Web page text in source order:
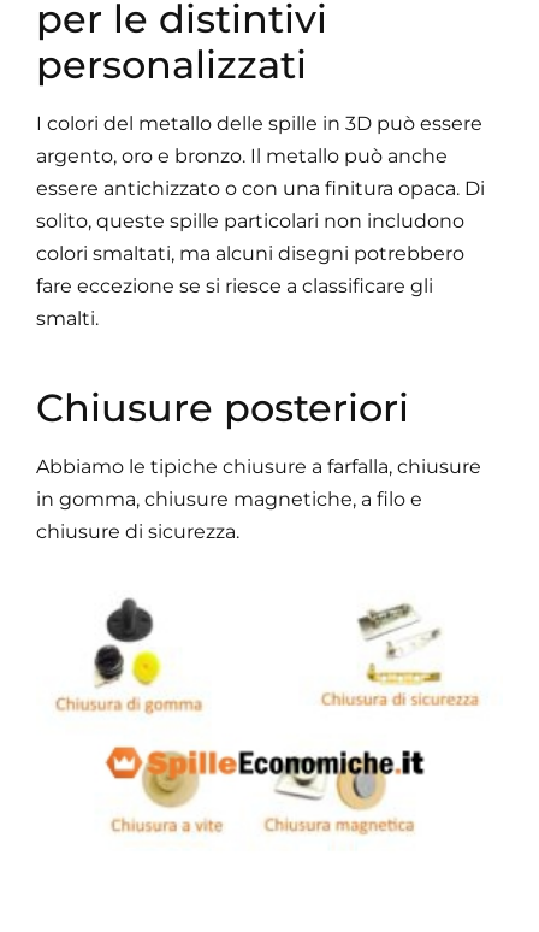
per le distintivi
personalizzati
I colori del metallo delle spille in 3D può essere
argento, oro e bronzo. Il metallo può anche
essere antichizzato o con una finitura opaca. Di
solito, queste spille particolari non includono
colori smaltati, ma alcuni disegni potrebbero
fare eccezione se si riesce a classificare gli
smalti.
Chiusure posteriori
Abbiamo le tipiche chiusure a farfalla, chiusure
in gomma, chiusure magnetiche, a filo e
chiusure di sicurezza.